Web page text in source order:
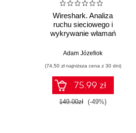
Wireshark. Analiza
ruchu sieciowego i
wykrywanie włamań
Adam Józefiok
(74,50 zł najniższa cena z 30 dni)
75.99 zł
149.00zł (-49%)